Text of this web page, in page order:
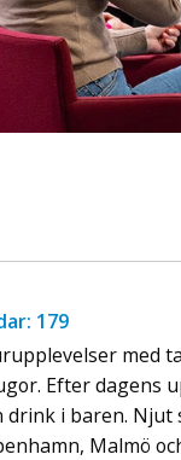
179
med
Efter dagens
i baren. Njut
Malmö